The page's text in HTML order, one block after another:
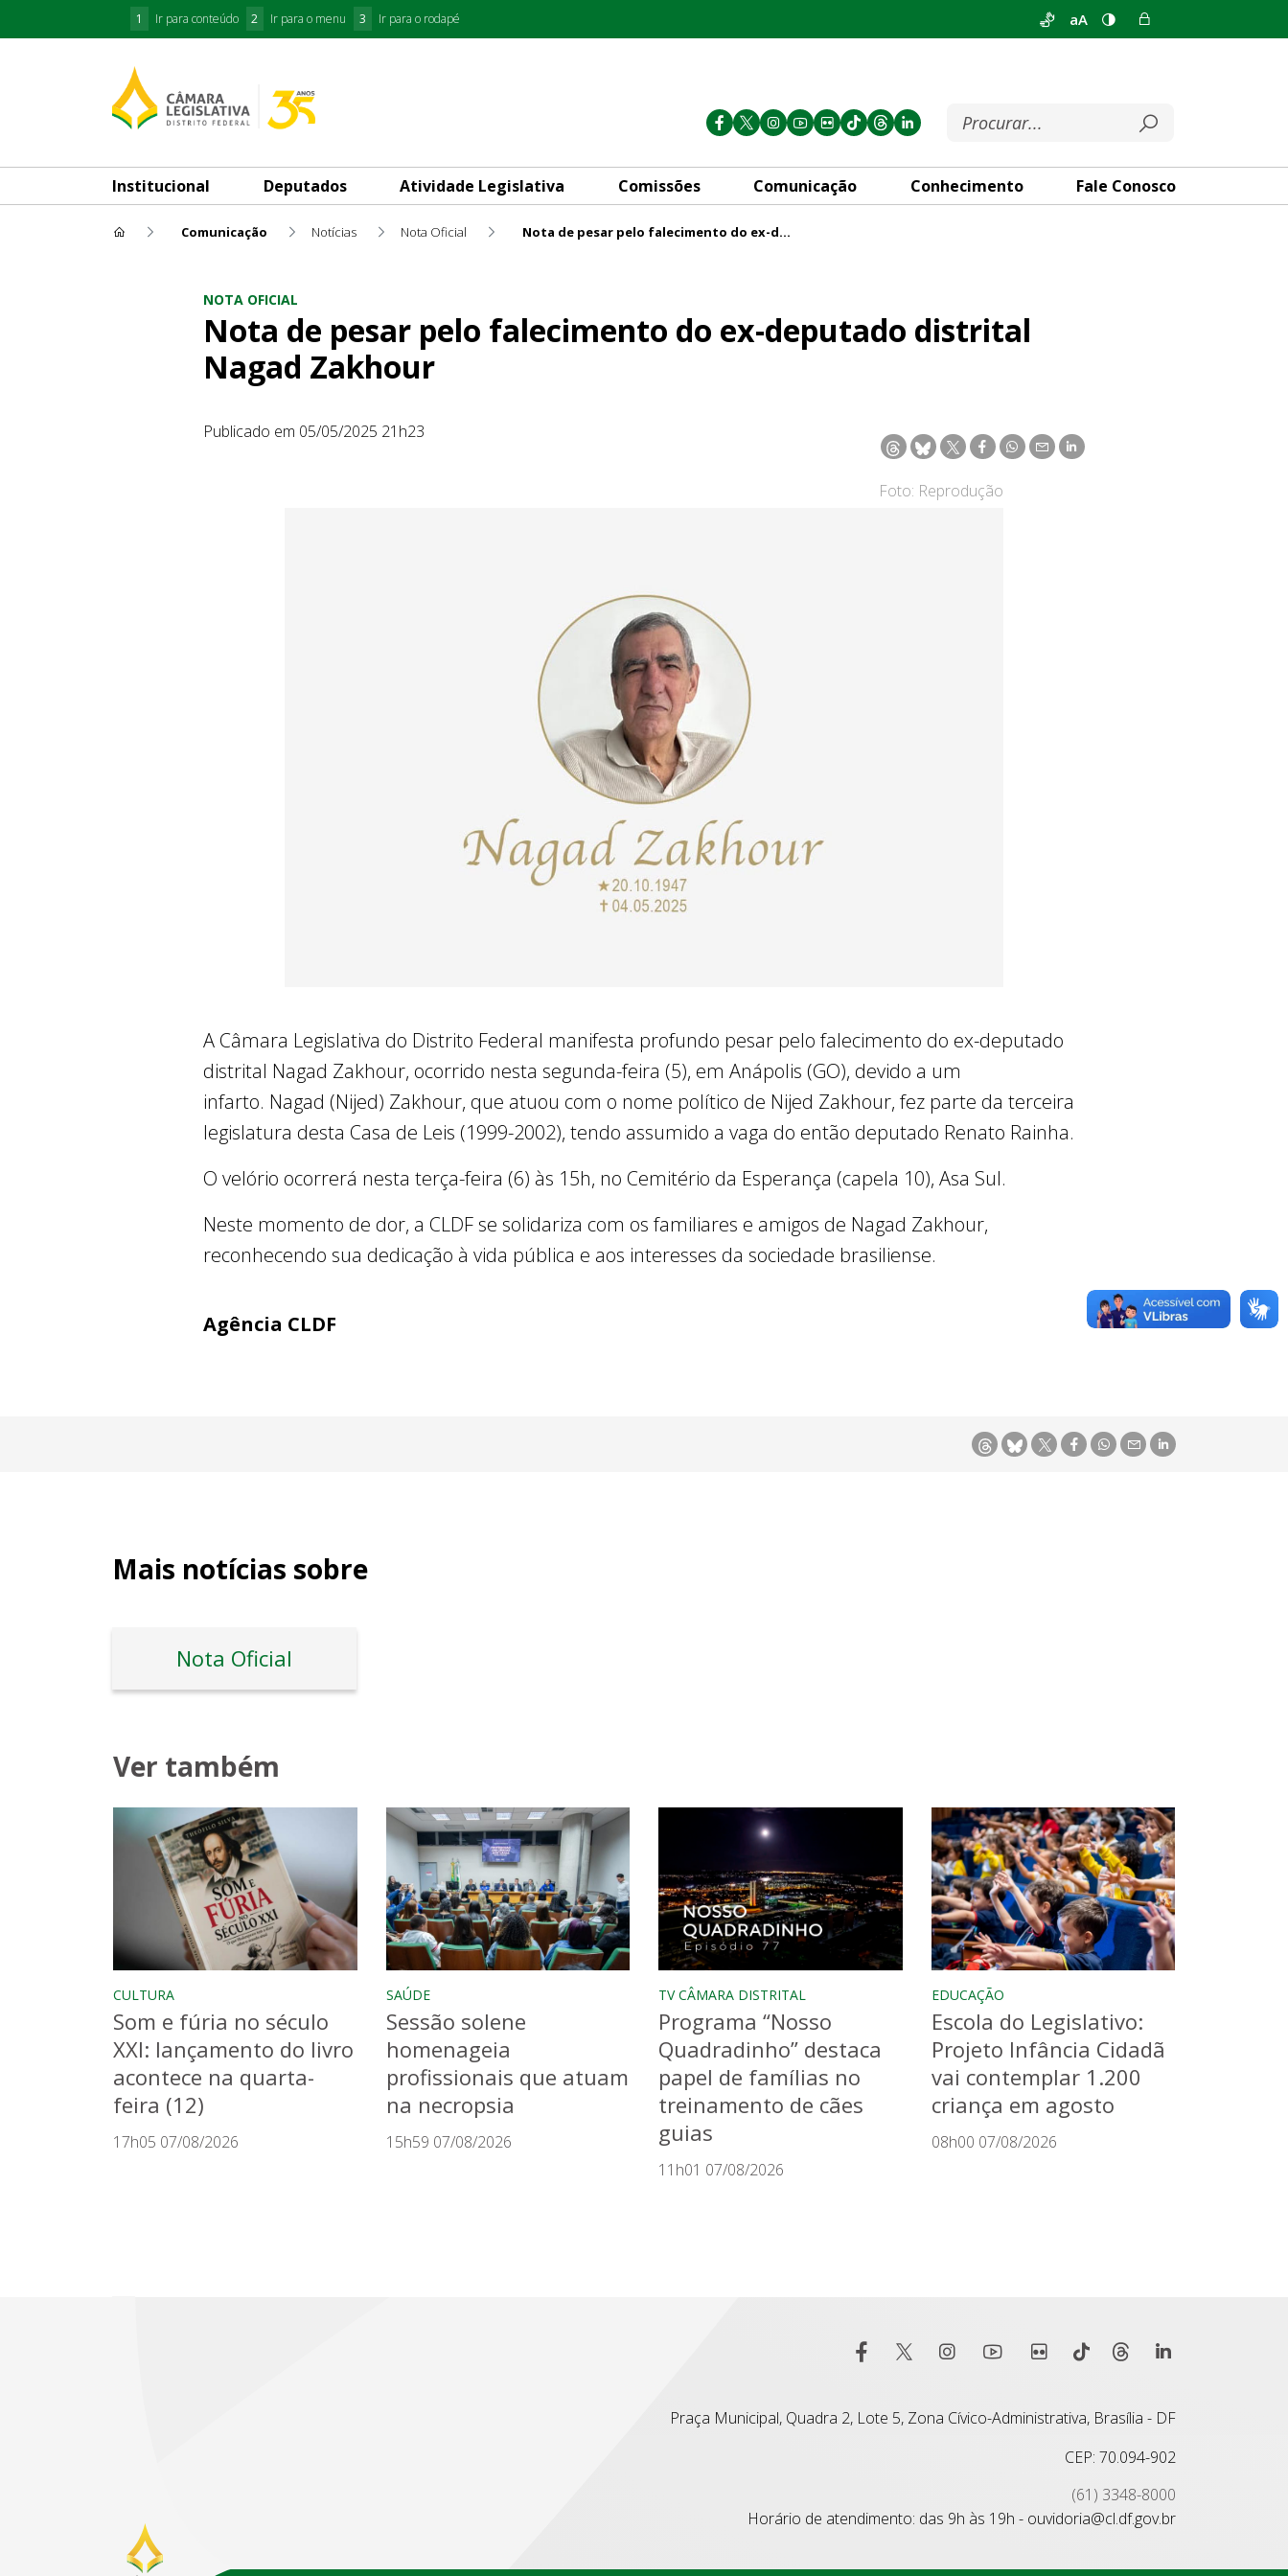
1 Ir para conteúdo 2 Ir para o menu 3 Ir para o rodapé aA
Institucional Deputados Atividade Legislativa Comissões Comunicação Conhecimento Fale Conosco
Comunicação Notícias Nota Oficial Nota de pesar pelo falecimento do ex-deputado distrital Nagad Zakhour
NOTA OFICIAL
Nota de pesar pelo falecimento do ex-deputado distrital
Nagad Zakhour
Publicado em 05/05/2025 21h23
Foto: Reprodução
A Câmara Legislativa do Distrito Federal manifesta profundo pesar pelo falecimento do ex-deputado
distrital Nagad Zakhour, ocorrido nesta segunda-feira (5), em Anápolis (GO), devido a um
infarto. Nagad (Nijed) Zakhour, que atuou com o nome político de Nijed Zakhour, fez parte da terceira
legislatura desta Casa de Leis (1999-2002), tendo assumido a vaga do então deputado Renato Rainha.
O velório ocorrerá nesta terça-feira (6) às 15h, no Cemitério da Esperança (capela 10), Asa Sul.
Neste momento de dor, a CLDF se solidariza com os familiares e amigos de Nagad Zakhour,
reconhecendo sua dedicação à vida pública e aos interesses da sociedade brasiliense.
Agência CLDF
Mais notícias sobre
Nota Oficial
Ver também
CULTURA
Som e fúria no século
XXI: lançamento do livro
acontece na quarta-
feira (12)
17h05 07/08/2026
SAÚDE
Sessão solene
homenageia
profissionais que atuam
na necropsia
15h59 07/08/2026
TV CÂMARA DISTRITAL
Programa “Nosso
Quadradinho” destaca
papel de famílias no
treinamento de cães
guias
11h01 07/08/2026
EDUCAÇÃO
Escola do Legislativo:
Projeto Infância Cidadã
vai contemplar 1.200
criança em agosto
08h00 07/08/2026
Praça Municipal, Quadra 2, Lote 5, Zona Cívico-Administrativa, Brasília - DF
CEP: 70.094-902
(61) 3348-8000
Horário de atendimento: das 9h às 19h - ouvidoria@cl.df.gov.br